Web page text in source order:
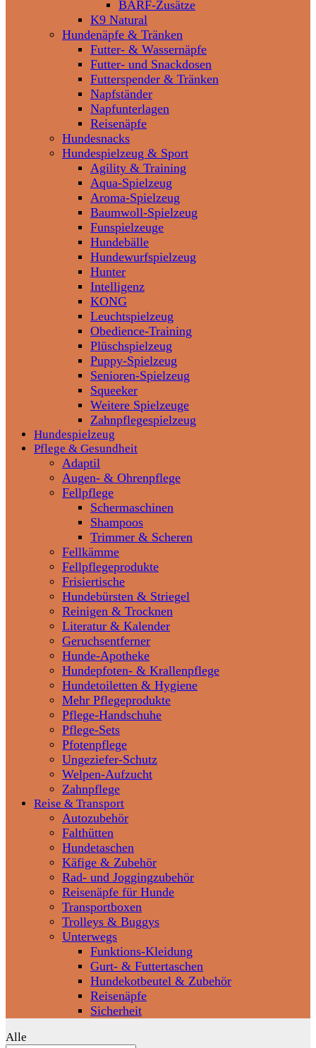
BARF-Zusätze
K9 Natural
Hundenäpfe & Tränken
Futter- & Wassernäpfe
Futter- und Snackdosen
Futterspender & Tränken
Napfständer
Napfunterlagen
Reisenäpfe
Hundesnacks
Hundespielzeug & Sport
Agility & Training
Aqua-Spielzeug
Aroma-Spielzeug
Baumwoll-Spielzeug
Funspielzeuge
Hundebälle
Hundewurfspielzeug
Hunter
Intelligenz
KONG
Leuchtspielzeug
Obedience-Training
Plüschspielzeug
Puppy-Spielzeug
Senioren-Spielzeug
Squeeker
Weitere Spielzeuge
Zahnpflegespielzeug
Hundespielzeug
Pflege & Gesundheit
Adaptil
Augen- & Ohrenpflege
Fellpflege
Schermaschinen
Shampoos
Trimmer & Scheren
Fellkämme
Fellpflegeprodukte
Frisiertische
Hundebürsten & Striegel
Reinigen & Trocknen
Literatur & Kalender
Geruchsentferner
Hunde-Apotheke
Hundepfoten- & Krallenpflege
Hundetoiletten & Hygiene
Mehr Pflegeprodukte
Pflege-Handschuhe
Pflege-Sets
Pfotenpflege
Ungeziefer-Schutz
Welpen-Aufzucht
Zahnpflege
Reise & Transport
Autozubehör
Falthütten
Hundetaschen
Käfige & Zubehör
Rad- und Joggingzubehör
Reisenäpfe für Hunde
Transportboxen
Trolleys & Buggys
Unterwegs
Funktions-Kleidung
Gurt- & Futtertaschen
Hundekotbeutel & Zubehör
Reisenäpfe
Sicherheit
Alle